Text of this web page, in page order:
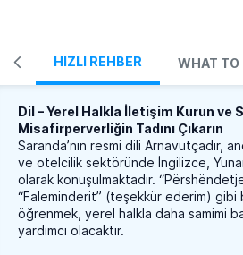
HIZLI REHBER WHAT TO
Dil – Yerel Halkla İletişim Kurun ve
Misafirperverliğin Tadını Çıkarın
Saranda’nın resmi dili Arnavutçadır,
ve otelcilik sektöründe İngilizce,
olarak konuşulmaktadır.
“Faleminderit” (teşekkür ederim)
öğrenmek, yerel halkla daha samimi
yardımcı olacaktır.